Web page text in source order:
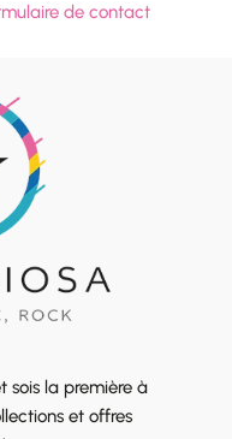
de contact
sois la première à
et offres